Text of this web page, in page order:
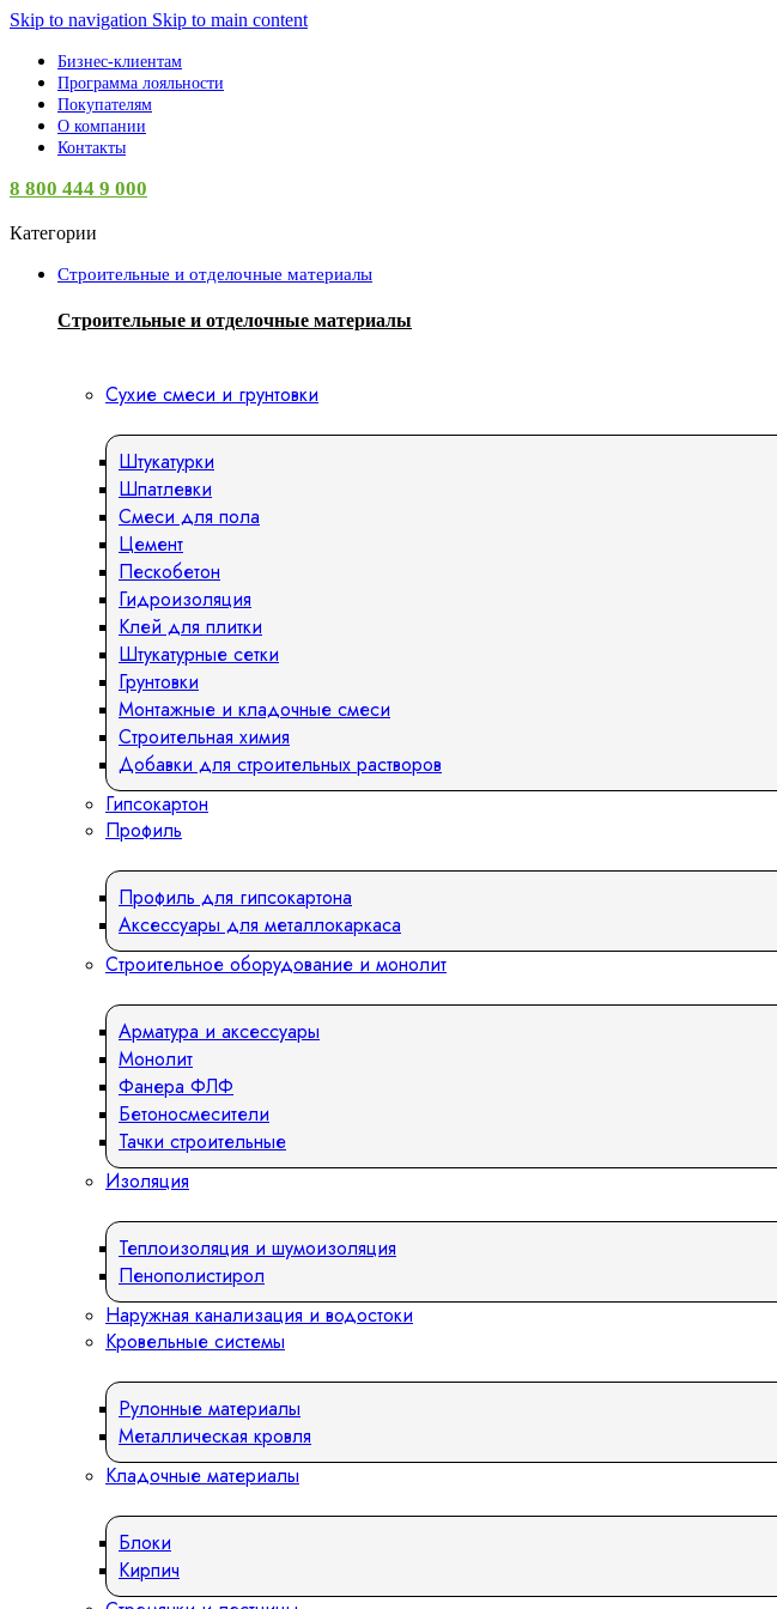
Skip to navigation Skip to main content
Бизнес-клиентам
Программа лояльности
Покупателям
О компании
Контакты
8 800 444 9 000
Категории
Строительные и отделочные материалы
Строительные и отделочные материалы
Сухие смеси и грунтовки
Штукатурки
Шпатлевки
Смеси для пола
Цемент
Пескобетон
Гидроизоляция
Клей для плитки
Штукатурные сетки
Грунтовки
Монтажные и кладочные смеси
Строительная химия
Добавки для строительных растворов
Гипсокартон
Профиль
Профиль для гипсокартона
Аксессуары для металлокаркаса
Строительное оборудование и монолит
Арматура и аксессуары
Монолит
Фанера ФЛФ
Бетоносмесители
Тачки строительные
Изоляция
Теплоизоляция и шумоизоляция
Пенополистирол
Наружная канализация и водостоки
Кровельные системы
Рулонные материалы
Металлическая кровля
Кладочные материалы
Блоки
Кирпич